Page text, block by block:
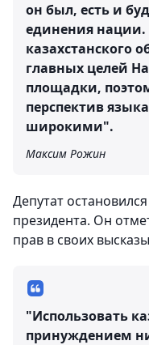
он был, есть и
единения нации.
казахстанского
главных целей
площадки,
перспектив
широкими".
Максим Рожин
Депутат
президента. Он
прав в своих
"Использовать
принуждением